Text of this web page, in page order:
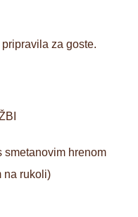
za goste.
smetanovim hrenom
na rukoli)